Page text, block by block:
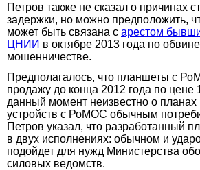
Петров также не сказал о причинах
задержки, но можно предположить,
может быть связана с арестом
ЦНИИ в октябре 2013 года по
мошенничестве.
Предполагалось, что планшеты с
продажу до конца 2012 года по цене
данный момент неизвестно о
устройств с РоМОС обычным
Петров указал, что разработанный
в двух исполнениях: обычном и
подойдет для нужд Министерства
силовых ведомств.